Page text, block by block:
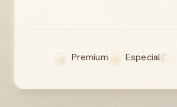
Premium Especial